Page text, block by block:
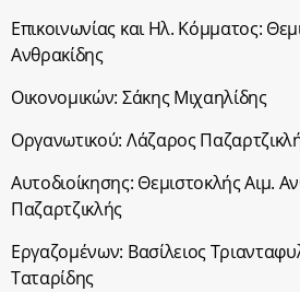
Επικοινωνίας και Ηλ. Κόμματος:
Ανθρακίδης
Οικονομικών: Σάκης Μιχαηλίδης
Οργανωτικού: Λάζαρος
Αυτοδιοίκησης: Θεμιστοκλής Αιμ.
Παζαρτζικλής
Εργαζομένων: Βασίλειος
Ταταρίδης